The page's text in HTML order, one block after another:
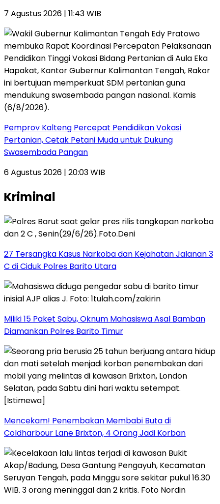
7 Agustus 2026 | 11:43 WIB
Pemprov Kalteng Percepat Pendidikan Vokasi
Pertanian, Cetak Petani Muda untuk Dukung
Swasembada Pangan
6 Agustus 2026 | 20:03 WIB
Kriminal
27 Tersangka Kasus Narkoba dan Kejahatan Jalanan 3
C di Ciduk Polres Barito Utara
Miliki 15 Paket Sabu, Oknum Mahasiswa Asal Bamban
Diamankan Polres Barito Timur
Mencekam! Penembakan Membabi Buta di
Coldharbour Lane Brixton, 4 Orang Jadi Korban